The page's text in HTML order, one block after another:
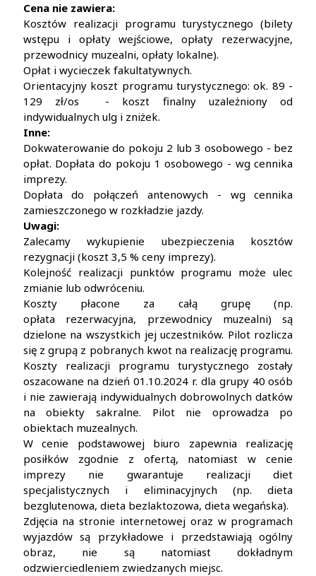
Cena nie zawiera:
Kosztów realizacji programu turystycznego (bilety
wstępu i opłaty wejściowe, opłaty rezerwacyjne,
przewodnicy muzealni, opłaty lokalne).
Opłat i wycieczek fakultatywnych.
Orientacyjny koszt programu turystycznego: ok. 89 -
129 zł/os - koszt finalny uzależniony od
indywidualnych ulg i zniżek.
Inne:
Dokwaterowanie do pokoju 2 lub 3 osobowego - bez
opłat. Dopłata do pokoju 1 osobowego - wg cennika
imprezy.
Dopłata do połączeń antenowych - wg cennika
zamieszczonego w rozkładzie jazdy.
Uwagi:
Zalecamy wykupienie ubezpieczenia kosztów
rezygnacji (koszt 3,5 % ceny imprezy).
Kolejność realizacji punktów programu może ulec
zmianie lub odwróceniu.
Koszty płacone za całą grupę (np.
opłata rezerwacyjna, przewodnicy muzealni) są
dzielone na wszystkich jej uczestników. Pilot rozlicza
się z grupą z pobranych kwot na realizację programu.
Koszty realizacji programu turystycznego zostały
oszacowane na dzień 01.10.2024 r. dla grupy 40 osób
i nie zawierają indywidualnych dobrowolnych datków
na obiekty sakralne. Pilot nie oprowadza po
obiektach muzealnych.
W cenie podstawowej biuro zapewnia realizację
posiłków zgodnie z ofertą, natomiast w cenie
imprezy nie gwarantuje realizacji diet
specjalistycznych i eliminacyjnych (np. dieta
bezglutenowa, dieta bezlaktozowa, dieta wegańska).
Zdjęcia na stronie internetowej oraz w programach
wyjazdów są przykładowe i przedstawiają ogólny
obraz, nie są natomiast dokładnym
odzwierciedleniem zwiedzanych miejsc.